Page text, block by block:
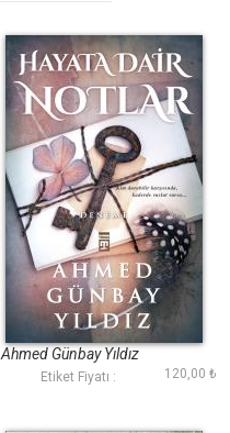
Hayata Dair Notlar
Ahmed Günbay Yıldız
Etiket Fiyatı : 120,00 ₺